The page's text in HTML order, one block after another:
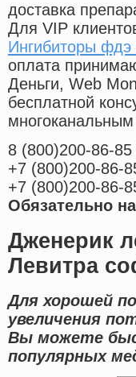
доставка
Для VIP
Ингибиторы фдэ
оплата
Деньги, Web
бесплатной
8 (800)200-86-85
+7 (800)200-86-
+7 (800)200-86-
Обязательно
Дженерик
Левитра
Для хорошей
увеличения
Вы можете
популярных